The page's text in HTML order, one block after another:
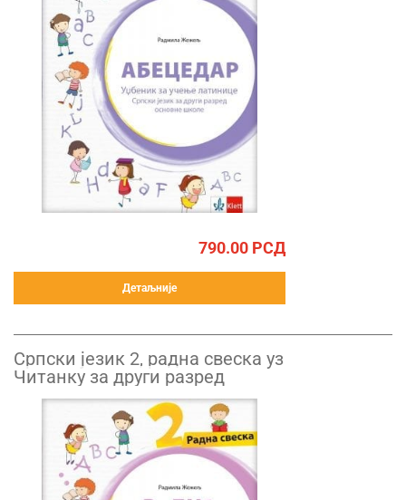
790.00 РСД
Детаљније
Српски језик 2, радна свеска уз
Читанку за други разред